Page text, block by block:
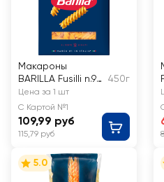
Макароны
BARILLA Fusilli n.98
из твердых
сортов пшеницы
группа А высший
сорт
450г
Цена за 1 шт
С Картой №1
109,99 руб
115,79 руб
5.0